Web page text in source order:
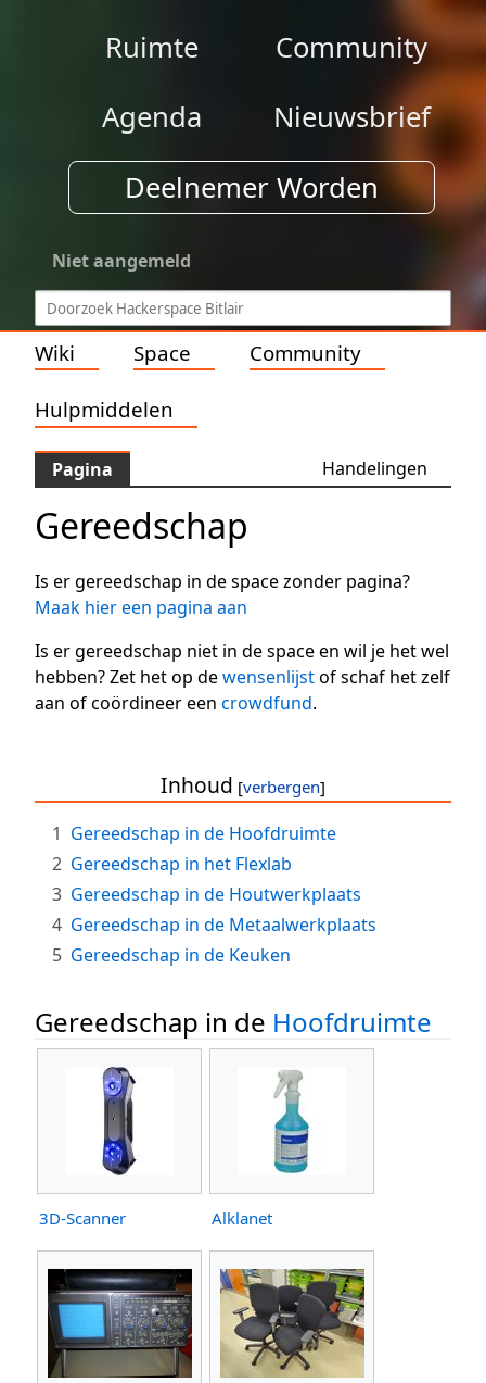
Ruimte
Community
Agenda
Nieuwsbrief
Deelnemer Worden
Niet aangemeld
Wiki Space Community
Hulpmiddelen
Pagina Handelingen
Gereedschap
Is er gereedschap in de space zonder pagina?
Maak hier een pagina aan
Is er gereedschap niet in de space en wil je het wel
hebben? Zet het op dewensenlijstof schaf het zelf
aan of coördineer een crowdfund.
Inhoud
1 Gereedschap in de Hoofdruimte
2 Gereedschap in het Flexlab
3 Gereedschap in de Houtwerkplaats
4 Gereedschap in de Metaalwerkplaats
5 Gereedschap in de Keuken
Gereedschap in de Hoofdruimte
3D-Scanner Alklanet